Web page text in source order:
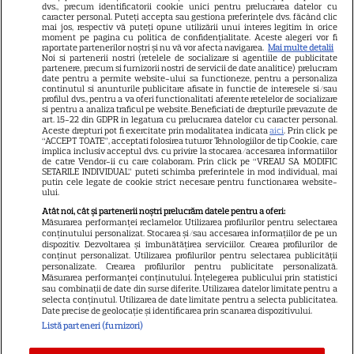
GSP
Știri mondene
Avantaje
Elle
Unica
Retete practice
URMĂREȘTE-NE PE
Copyright2026 Ringier Romania – Toate Drepturile rezervate
dvs., precum identificatorii cookie unici pentru prelucrarea datelor cu
caracter personal. Puteți accepta sau gestiona preferințele dvs. făcând clic
mai jos, respectiv vă puteți opune utilizării unui interes legitim în orice
moment pe pagina cu politica de confidențialitate. Aceste alegeri vor fi
raportate partenerilor noștri și nu vă vor afecta navigarea. Mai multe detalii
Noi si partenerii nostri (retelele de socializare si agentiile de publicitate
partenere, precum si furnizorii nostri de servicii de date analitice) prelucram
date pentru a permite website-ului sa functioneze, pentru a personaliza
continutul si anunturile publicitare afisate in functie de interesele si/sau
profilul dvs., pentru a va oferi functionalitati aferente retelelor de socializare
si pentru a analiza traficul pe website. Beneficiati de drepturile prevazute de
art. 15-22 din GDPR in legatura cu prelucrarea datelor cu caracter personal.
Aceste drepturi pot fi exercitate prin modalitatea indicataaici. Prin click pe
“ACCEPT TOATE”, acceptati folosirea tuturor Tehnologiilor de tip Cookie, care
implica inclusiv acceptul dvs. cu privire la stocarea/accesarea informatiilor
de catre Vendor-ii cu care colaboram. Prin click pe “VREAU SA MODIFIC
SETARILE INDIVIDUAL” puteti schimba preferintele in mod individual, mai
putin cele legate de cookie strict necesare pentru functionarea website-
ului.
Atât noi, cât și partenerii noștri prelucrăm datele pentru a oferi:
Măsurarea performanței reclamelor. Utilizarea profilurilor pentru selectarea
conținutului personalizat. Stocarea și/sau accesarea informațiilor de pe un
dispozitiv. Dezvoltarea și îmbunătățirea serviciilor. Crearea profilurilor de
conținut personalizat. Utilizarea profilurilor pentru selectarea publicității
personalizate. Crearea profilurilor pentru publicitate personalizată.
Măsurarea performanței conținutului. Înțelegerea publicului prin statistici
sau combinații de date din surse diferite. Utilizarea datelor limitate pentru a
selecta conținutul. Utilizarea de date limitate pentru a selecta publicitatea.
Date precise de geolocație și identificarea prin scanarea dispozitivului.
Listă parteneri (furnizori)